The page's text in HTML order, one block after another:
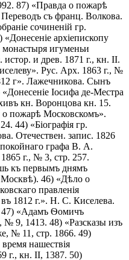
87) «Правда о пожарѣ
съ франц. Волкова.
сочиненій гр.
архіепископу
игуменьи
и древ. 1871 г., кн. II.
Рус. Арх. 1863 г., №
г». Лажечникова. Сынъ
«Донесеніе Iосифа де-Местра
кн. Воронцова кн. 15.
о пожарѣ Московскомъ».
44) «Біографія гр.
Отечествен. запис. 1826
графа В. А.
г., № 3, стр. 257.
къ первымъ днямъ
Москвѣ). 46) «Дѣло о
правленія
1812 г.». H. С. Киселева.
47) «Адамъ Ѳомичъ
№ 9, 1413. 48) «Разсказы изъ
№ 11, стр. 1866. 49)
нашествія
г., кн. II, 1387. 50)